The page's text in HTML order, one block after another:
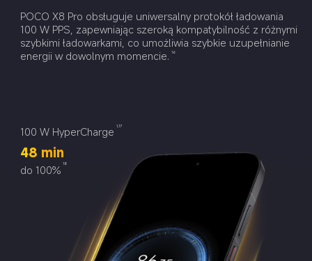
POCO X8 Pro obsługuje uniwersalny protokół ładowania
100 W PPS, zapewniając szeroką kompatybilność z różnymi
szybkimi ładowarkami, co umożliwia szybkie uzupełnianie
energii w dowolnym momencie. 16
100 W HyperCharge 1,17
48 min
do 100% 18